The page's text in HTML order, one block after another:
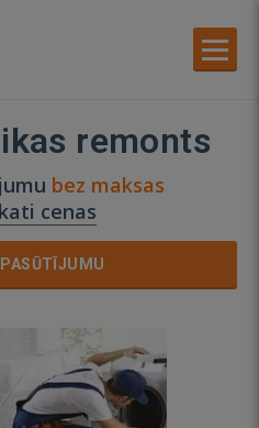
remonts
bez maksas
cenas